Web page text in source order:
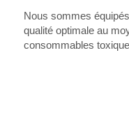
Nous sommes
qualité optimale au
consommables